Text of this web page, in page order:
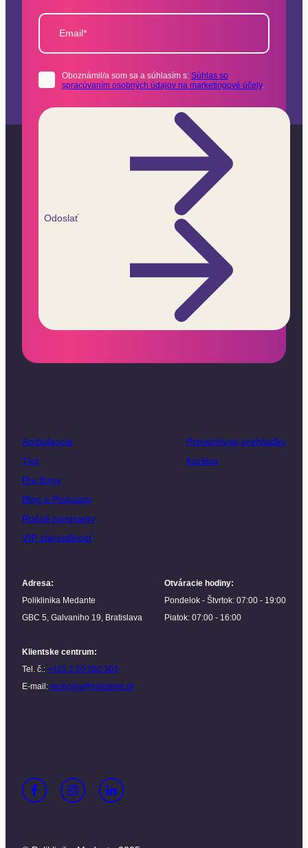
Email*
Oboznámil/a som sa a súhlasím s: Súhlas so
spracúvaním osobných údajov na marketingové účely.
Odoslať
Ambulancie
Tím
Pre firmy
Blog a Podcasty
Ročné programy
VIP starostlivosť
Preventívne prehliadky
Kariéra
Adresa:
Poliklinika Medante
GBC 5, Galvaniho 19, Bratislava
Otváracie hodiny:
Pondelok - Štvrtok: 07:00 - 19:00
Piatok: 07:00 - 16:00
Klientske centrum:
Tel. č.: +421 2 20 302 303
E-mail: recepcia@medante.sk